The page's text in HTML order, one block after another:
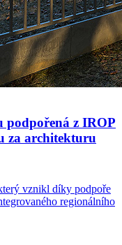
podpořená z IROP
za architekturu
vznikl díky podpoře
regionálního